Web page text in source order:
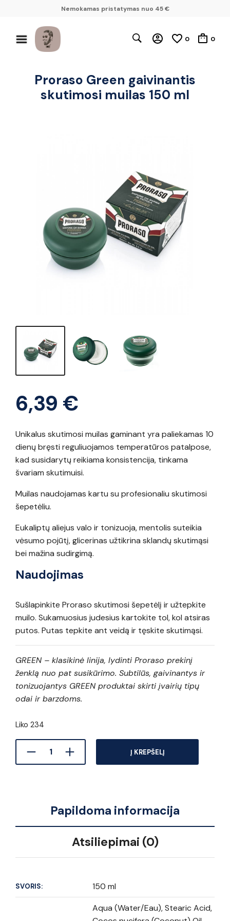
Nemokamas pristatymas nuo 45 €
0 0
Proraso Green gaivinantis
skutimosi muilas 150 ml
6,39 €
Unikalus skutimosi muilas gaminant yra paliekamas 10
dienų bręsti reguliuojamos temperatūros patalpose,
kad susidarytų reikiama konsistencija, tinkama
švariam skutimuisi.
Muilas naudojamas kartu su profesionaliu skutimosi
šepetėliu.
Eukaliptų aliejus valo ir tonizuoja, mentolis suteikia
vėsumo pojūtį, glicerinas užtikrina sklandų skutimąsi
bei mažina sudirgimą.
Naudojimas
Sušlapinkite Proraso skutimosi šepetėlį ir užtepkite
muilo. Sukamuosius judesius kartokite tol, kol atsiras
putos. Putas tepkite ant veidą ir tęskite skutimąsi.
GREEN – klasikinė linija, lydinti Proraso prekinį
ženklą nuo pat susikūrimo. Subtilūs, gaivinantys ir
tonizuojantys GREEN produktai skirti įvairių tipų
odai ir barzdoms.
Liko 234
Į KREPŠELĮ
Papildoma informacija
Atsiliepimai (0)
SVORIS:
150 ml
Aqua (Water/Eau), Stearic Acid,